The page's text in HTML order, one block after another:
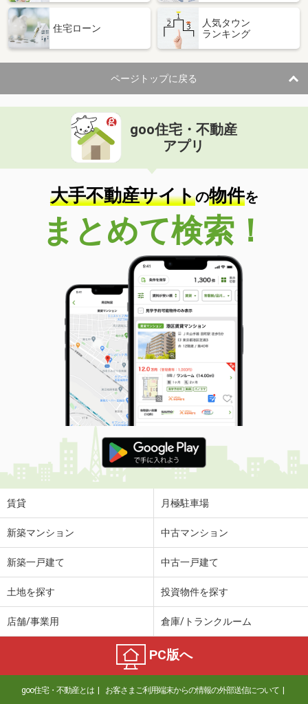
住宅ローン
人気タウン
ランキング
ページトップに戻る
goo住宅・不動産
アプリ
大手不動産サイトの物件を
まとめて検索！
賃貸 月極駐車場
新築マンション 中古マンション
新築一戸建て 中古一戸建て
土地を探す 投資物件を探す
店舗/事業用 倉庫/トランクルーム
PC版へ
goo住宅・不動産とは お客さまご利用端末からの情報の外部送信について